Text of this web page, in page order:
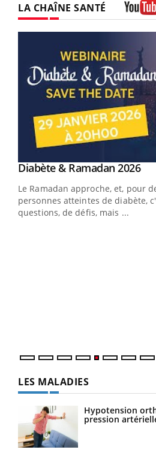
LA CHAÎNE SANTÉ
Youtube
Diabète & Ramadan 2026
Le Ramadan approche, et, pour
personnes atteintes de diabète,
questions, de défis, mais ...
LES MALADIES
Hypotension
pression